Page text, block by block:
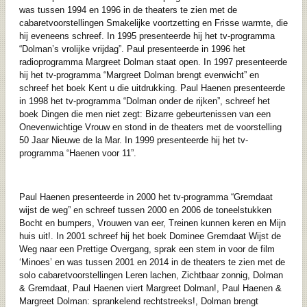
was tussen 1994 en 1996 in de theaters te zien met de
cabaretvoorstellingen Smakelijke voortzetting en Frisse warmte, die
hij eveneens schreef. In 1995 presenteerde hij het tv-programma
“Dolman’s vrolijke vrijdag”. Paul presenteerde in 1996 het
radioprogramma Margreet Dolman staat open. In 1997 presenteerde
hij het tv-programma “Margreet Dolman brengt evenwicht” en
schreef het boek Kent u die uitdrukking. Paul Haenen presenteerde
in 1998 het tv-programma “Dolman onder de rijken”, schreef het
boek Dingen die men niet zegt: Bizarre gebeurtenissen van een
Onevenwichtige Vrouw en stond in de theaters met de voorstelling
50 Jaar Nieuwe de la Mar. In 1999 presenteerde hij het tv-
programma “Haenen voor 11”.
Paul Haenen presenteerde in 2000 het tv-programma “Gremdaat
wijst de weg” en schreef tussen 2000 en 2006 de toneelstukken
Bocht en bumpers, Vrouwen van eer, Treinen kunnen keren en Mijn
huis uit!. In 2001 schreef hij het boek Dominee Gremdaat Wijst de
Weg naar een Prettige Overgang, sprak een stem in voor de film
‘Minoes’ en was tussen 2001 en 2014 in de theaters te zien met de
solo cabaretvoorstellingen Leren lachen, Zichtbaar zonnig, Dolman
& Gremdaat, Paul Haenen viert Margreet Dolman!, Paul Haenen &
Margreet Dolman: sprankelend rechtstreeks!, Dolman brengt